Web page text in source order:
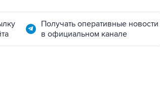
Получать оперативные новости
в официальном канале